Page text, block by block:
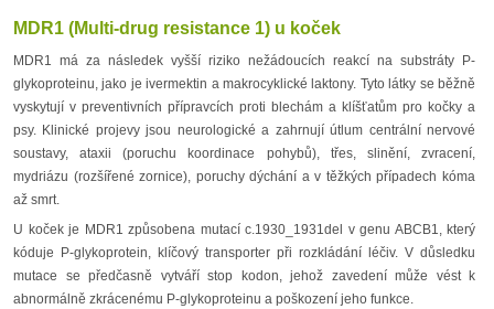
MDR1 (Multi-drug resistance 1) u koček
MDR1 má za následek vyšší riziko nežádoucích reakcí na substráty P-
glykoproteinu, jako je ivermektin a makrocyklické laktony. Tyto látky se běžně
vyskytují v preventivních přípravcích proti blechám a klíšťatům pro kočky a
psy. Klinické projevy jsou neurologické a zahrnují útlum centrální nervové
soustavy, ataxii (poruchu koordinace pohybů), třes, slinění, zvracení,
mydriázu (rozšířené zornice), poruchy dýchání a v těžkých případech kóma
až smrt.
U koček je MDR1 způsobena mutací c.1930_1931del v genu ABCB1, který
kóduje P-glykoprotein, klíčový transporter při rozkládání léčiv. V důsledku
mutace se předčasně vytváří stop kodon, jehož zavedení může vést k
abnormálně zkrácenému P-glykoproteinu a poškození jeho funkce.